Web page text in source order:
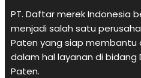
PT. Daftar merek Indonesia
menjadi salah satu
Paten yang siap membantu
dalam hal layanan di bidang
Paten.